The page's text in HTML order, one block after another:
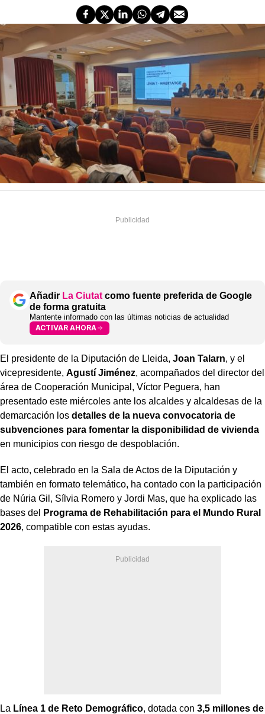
Añadir La Ciutat como fuente preferida de Google
de forma gratuita
Mantente informado con las últimas noticias de actualidad
ACTIVAR AHORA
El presidente de la Diputación de Lleida, Joan Talarn, y el
vicepresidente, Agustí Jiménez, acompañados del director del
área de Cooperación Municipal, Víctor Peguera, han
presentado este miércoles ante los alcaldes y alcaldesas de la
demarcación los detalles de la nueva convocatoria de
subvenciones para fomentar la disponibilidad de vivienda
en municipios con riesgo de despoblación.
El acto, celebrado en la Sala de Actos de la Diputación y
también en formato telemático, ha contado con la participación
de Núria Gil, Sílvia Romero y Jordi Mas, que ha explicado las
bases del
Programa de Rehabilitación para el Mundo Rural
2026, compatible con estas ayudas.
La Línea 1 de Reto Demográfico, dotada con 3,5 millones de